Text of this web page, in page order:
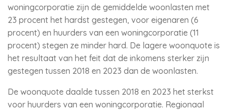
woningcorporatie zijn de gemiddelde woonlasten met
23 procent het hardst gestegen, voor eigenaren (6
procent) en huurders van een woningcorporatie (11
procent) stegen ze minder hard. De lagere woonquote is
het resultaat van het feit dat de inkomens sterker zijn
gestegen tussen 2018 en 2023 dan de woonlasten.
De woonquote daalde tussen 2018 en 2023 het sterkst
voor huurders van een woningcorporatie. Regionaal